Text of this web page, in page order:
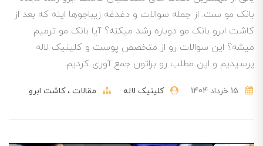
بانک مو ست. از جمله سوالات و دغدغه زیباجوها اینه که بعد از
کاشت ابرو بانک مو دوباره رشد میکنه؟ آیا بانک مو ترمیم
میشه؟ این سوالات رو از متخصص پوست و کلینیک لاله
پرسیدیم و این مطلب رو براتون جمع آوری کردیم.
کلینیک لاله مقالات کاشت ابرو